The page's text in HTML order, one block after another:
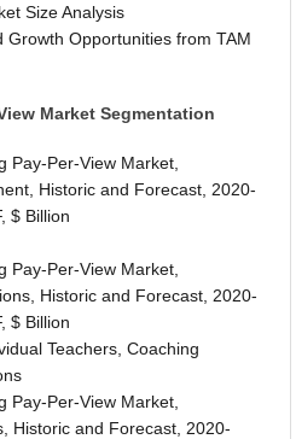
Size Analysis
Growth Opportunities from TAM
Market Segmentation
Pay-Per-View Market,
Historic and Forecast, 2020-
$ Billion
Pay-Per-View Market,
Historic and Forecast, 2020-
$ Billion
Teachers, Coaching
Pay-Per-View Market,
Historic and Forecast, 2020-